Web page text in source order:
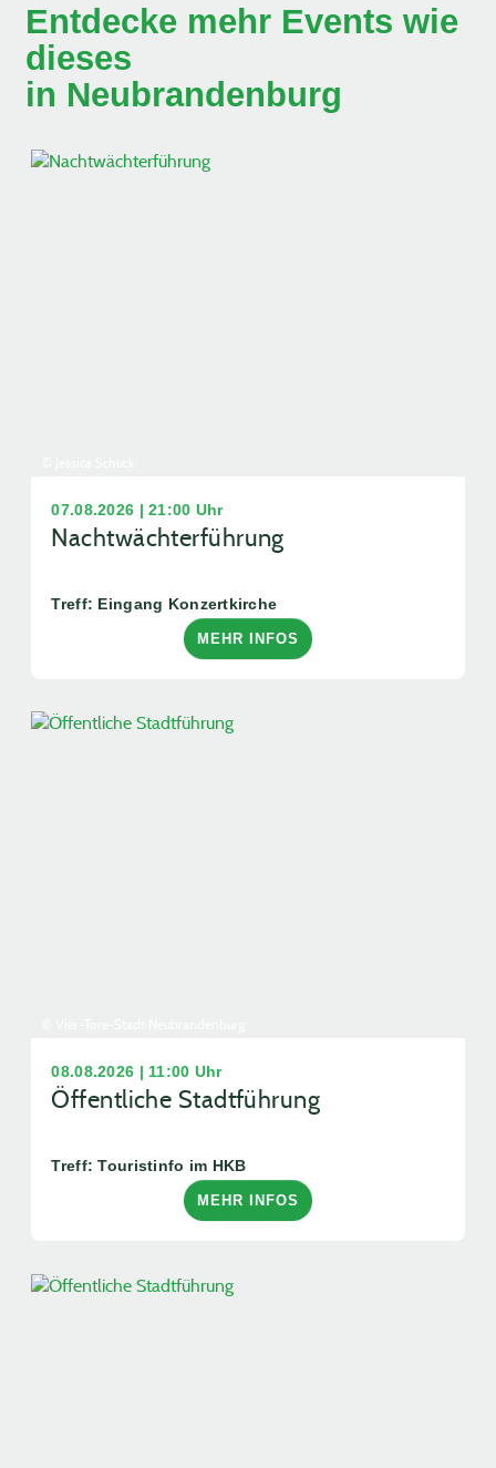
Entdecke mehr Events wie
dieses
in Neubrandenburg
07.08.2026 | 21:00 Uhr
Nachtwächterführung
Treff: Eingang Konzertkirche
MEHR INFOS
08.08.2026 | 11:00 Uhr
Öffentliche Stadtführung
Treff: Touristinfo im HKB
MEHR INFOS